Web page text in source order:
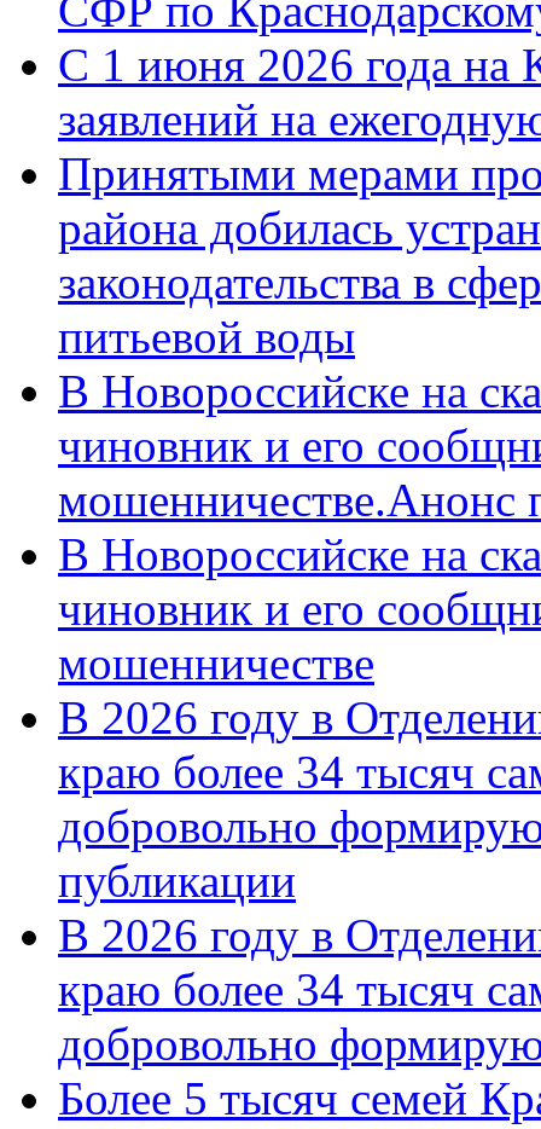
С 1 июня 2026 года на
заявлений на
Принятыми мерами
района добилась
законодательства в
питьевой воды
В Новороссийске на
чиновник и его
мошенничестве.Анонс
В Новороссийске на
чиновник и его
мошенничестве
В 2026 году в
краю более 34 тысяч
добровольно
публикации
В 2026 году в
краю более 34 тысяч
добровольно
Более 5 тысяч семей